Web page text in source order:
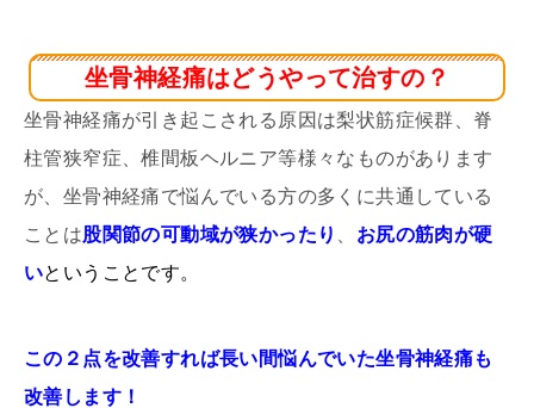
坐骨神経痛はどうやって治すの？
坐骨神経痛が引き起こされる原因は梨状筋症候群、脊
柱管狭窄症、椎間板ヘルニア等様々なものがあります
が、坐骨神経痛で悩んでいる方の多くに共通している
ことは股関節の可動域が狭かったり
お尻の筋肉が硬
いということです。
この２点を改善すれば長い間悩んでいた坐骨神経痛も
改善します！